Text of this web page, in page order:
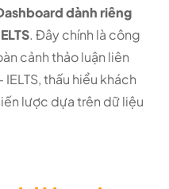
dành riêng
. Đây chính là công
cảnh thảo luận liên
thấu hiểu khách
lược dựa trên dữ liệu